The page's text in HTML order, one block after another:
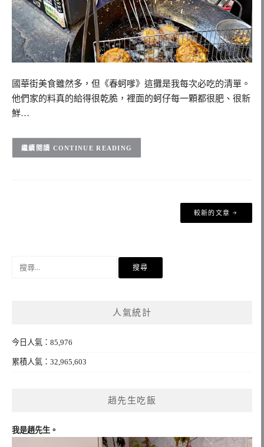
國華街美食雖然多，但《春蚵嗲》這攤是我每次必吃的清單。
他們家的料真的給得很乾脆，裡面的蚵仔每一顆都很肥、很新
鮮…
CONTINUE READING
覽
較新的文章
人氣統計
今日人氣：85,976
累積人氣：32,965,603
趙先生吃飯
我是趙先生。